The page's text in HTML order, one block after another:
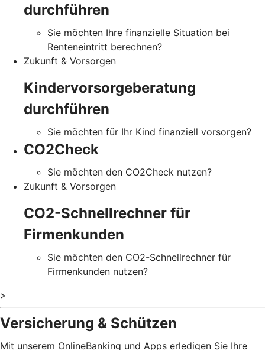
durchführen
Sie möchten Ihre finanzielle Situation bei
Renteneintritt berechnen?
Zukunft & Vorsorgen
Kindervorsorgeberatung
durchführen
Sie möchten für Ihr Kind finanziell vorsorgen?
CO2Check
Sie möchten den CO2Check nutzen?
Zukunft & Vorsorgen
CO2-Schnellrechner für
Firmenkunden
Sie möchten den CO2-Schnellrechner für
Firmenkunden nutzen?
>
Versicherung & Schützen
Mit unserem OnlineBanking und Apps erledigen Sie Ihre